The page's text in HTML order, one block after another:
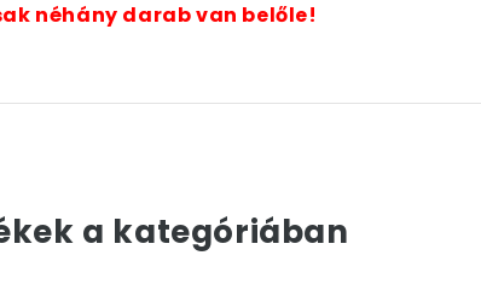
néhány darab van belőle!
a kategóriában